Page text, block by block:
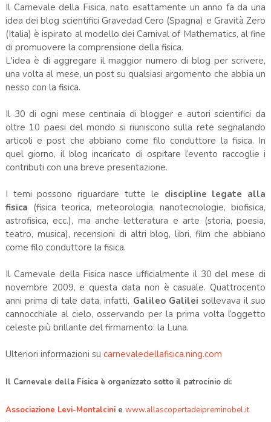
Il Carnevale della Fisica, nato esattamente un anno fa da una
idea dei blog scientifici Gravedad Cero (Spagna) e Gravità Zero
(Italia) è ispirato al modello dei Carnival of Mathematics, al fine
di promuovere la comprensione della fisica.
L'idea è di aggregare il maggior numero di blog per scrivere,
una volta al mese, un post su qualsiasi argomento che abbia un
nesso con la fisica.
Il 30 di ogni mese centinaia di blogger e autori scientifici da
oltre 10 paesi del mondo si riuniscono sulla rete segnalando
articoli e post che abbiano come filo conduttore la fisica. In
quel giorno, il blog incaricato di ospitare l’evento raccoglie i
contributi con una breve presentazione.
I temi possono riguardare tutte le discipline legate alla
fisica (fisica teorica, meteorologia, nanotecnologie, biofisica,
astrofisica, ecc.), ma anche letteratura e arte (storia, poesia,
teatro, musica), recensioni di altri blog, libri, film che abbiano
come filo conduttore la fisica.
Il Carnevale della Fisica nasce ufficialmente il 30 del mese di
novembre 2009, e questa data non è casuale. Quattrocento
anni prima di tale data, infatti, Galileo Galilei sollevava il suo
cannocchiale al cielo, osservando per la prima volta l’oggetto
celeste più brillante del firmamento: la Luna.
Ulteriori informazioni su carnevaledellafisica.ning.com
Il Carnevale della Fisica è organizzato sotto il patrocinio di:
Associazione Levi-Montalcinie www.allascopertadeipreminobel.it